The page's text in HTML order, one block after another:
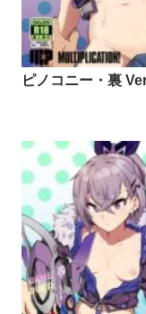
ピノコニー・裏